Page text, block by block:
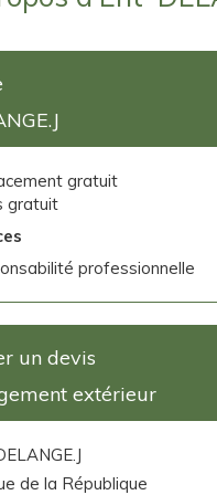
gratuit
gratuit
professionnelle
un devis
extérieur
de la République